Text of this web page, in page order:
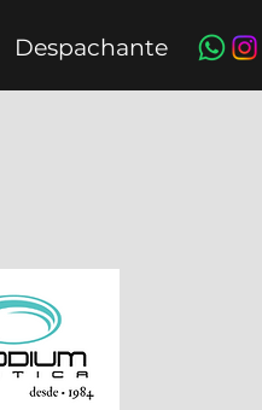
Despachante